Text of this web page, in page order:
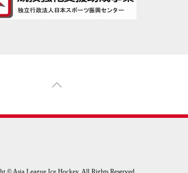
© Asia League Ice Hockey. All Rights Reserved.